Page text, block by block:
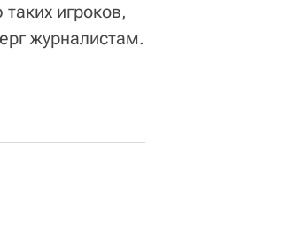
игроков,
журналистам.